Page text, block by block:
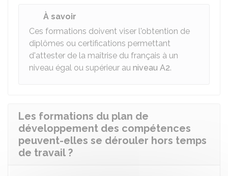
À savoir
Ces formations doivent viser l'obtention de
diplômes ou certifications permettant
d'attester de la maîtrise du français à un
niveau égal ou supérieur au niveau A2.
Les formations du plan de
développement des compétences
peuvent-elles se dérouler hors temps
de travail ?